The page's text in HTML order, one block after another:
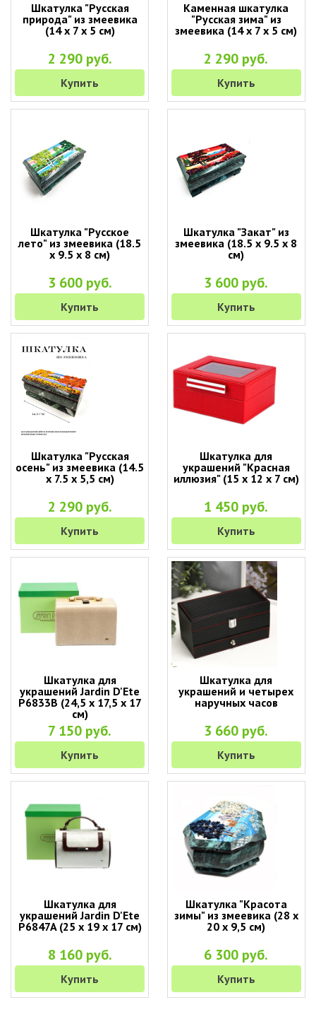
Шкатулка "Русская
природа" из змеевика
(14 х 7 х 5 см)
2 290 руб.
Купить
Каменная шкатулка
"Русская зима" из
змеевика (14 х 7 х 5 см)
2 290 руб.
Купить
Шкатулка "Русское
лето" из змеевика (18.5
х 9.5 х 8 см)
3 600 руб.
Купить
Шкатулка "Закат" из
змеевика (18.5 х 9.5 х 8
см)
3 600 руб.
Купить
Шкатулка "Русская
осень" из змеевика (14.5
х 7.5 х 5,5 см)
2 290 руб.
Купить
Шкатулка для
украшений "Красная
иллюзия" (15 х 12 х 7 см)
1 450 руб.
Купить
Шкатулка для
украшений Jardin D'Ete
P6833B (24,5 х 17,5 х 17
см)
7 150 руб.
Купить
Шкатулка для
украшений и четырех
наручных часов
3 660 руб.
Купить
Шкатулка для
украшений Jardin D'Ete
P6847A (25 х 19 х 17 см)
8 160 руб.
Купить
Шкатулка "Красота
зимы" из змеевика (28 х
20 х 9,5 см)
6 300 руб.
Купить